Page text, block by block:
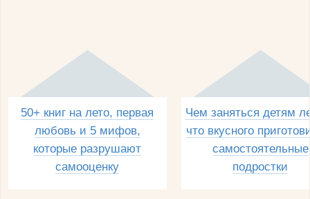
50+ книг на лето, первая
любовь и 5 мифов,
которые разрушают
самооценку
Чем заняться детям
что вкусного
самостоятельные
подростки